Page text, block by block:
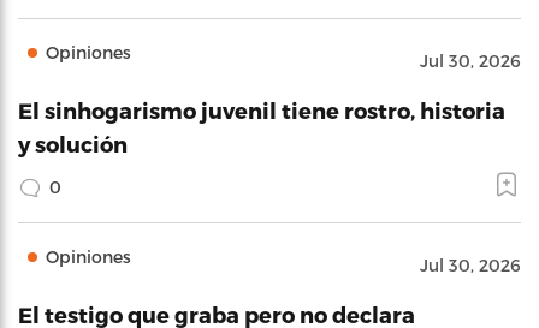
Opiniones Jul 30, 2026
El sinhogarismo juvenil tiene rostro, historia
y solución
0
Opiniones Jul 30, 2026
El testigo que graba pero no declara